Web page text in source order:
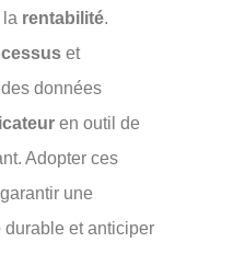
la rentabilité.
et
données
en outil de
Adopter ces
une
durable et anticiper